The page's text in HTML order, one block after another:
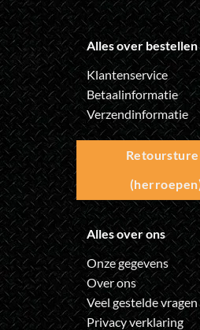
Alles over bestellen
Klantenservice
Betaalinformatie
Verzendinformatie
Alles over ons
Onze gegevens
Over ons
Veel gestelde vragen
Privacy verklaring